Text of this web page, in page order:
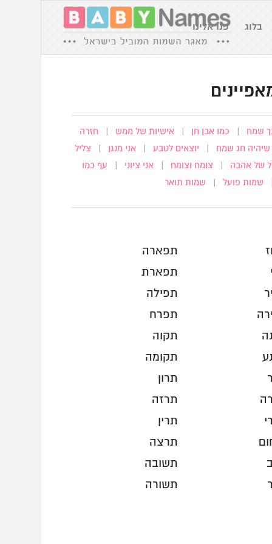
בלוג פנו אלינו
שמח כמו אבן חן |אישיות של ממש חזרה
שיהיה חג שמח יוצאים לטבע |אני מנגן צליל
של אהבה צומח וצומח |אני ציוני עף כמו
שמות פועל שמות תואר
תפארה
תפארת
תפילה
תפרח
תקוה
תקומה
תרון
תרזה
תרין
תרצה
תשובה
תשורה